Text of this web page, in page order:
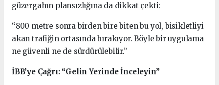
güzergahın plansızlığına da dikkat çekti:
“800 metre sonra birden bire biten bu yol, bisikletliyi
akan trafiğin ortasında bırakıyor. Böyle bir uygulama
ne güvenli ne de sürdürülebilir.”
İBB’ye Çağrı: “Gelin Yerinde İnceleyin”